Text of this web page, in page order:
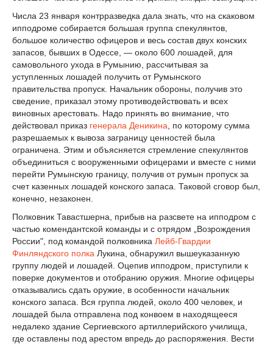
Числа 23 января контрразведка дала знать, что на скаковом
ипподроме собирается большая группа спекулянтов,
большое количество офицеров и весь состав двух конских
запасов, бывших в Одессе, — около 600 лошадей, для
самовольного ухода в Румынию, рассчитывая за
уступленных лошадей получить от Румынского
правительства пропуск. Начальник обороны, получив это
сведение, приказал этому противодействовать и всех
виновных арестовать. Надо принять во внимание, что
действовал приказ генерала Деникина , по которому сумма
разрешаемых к вывоза заграницу ценностей была
ограничена. Этим и объясняется стремление спекулянтов
объединиться с вооруженными офицерами и вместе с ними
перейти Румынскую границу, получив от румын пропуск за
счет казенных лошадей конского запаса. Таковой сговор был,
конечно, незаконен.
Полковник Тавастшерна, прибыв на разсвете на ипподром с
частью комендантской команды и с отрядом „Возрождения
России", под командой полковника Лейб-Гвардии
Финляндского полка Лукина, обнаружил вышеуказанную
группу людей и лошадей. Оцепив ипподром, приступили к
поверке документов и отобранию оружия. Многие офицеры
отказывались сдать оружие, в особенности начальник
конского запаса. Вся группа людей, около 400 человек, и
лошадей была отправлена под конвоем в находящееся
недалеко здание Сергиевского артиллерийского училища,
где оставлены под арестом впредь до распоряжения. Вести